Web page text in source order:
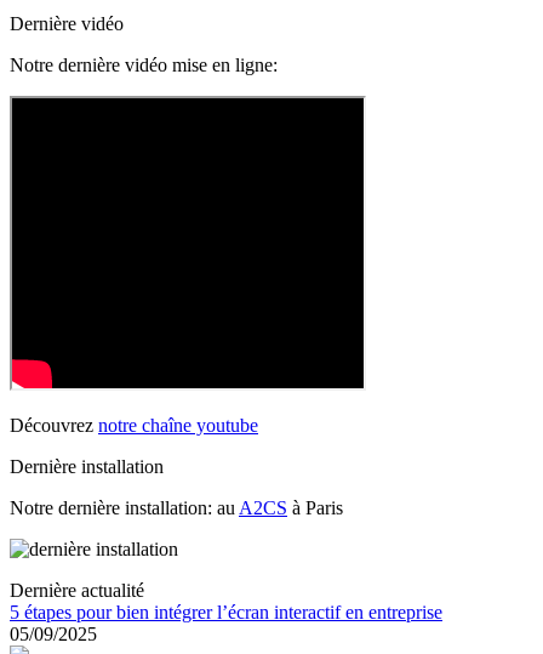
Dernière vidéo
Notre dernière vidéo mise en ligne:
Découvrez notre chaîne youtube
Dernière installation
Notre dernière installation: auA2CS à Paris
Dernière actualité
5 étapes pour bien intégrer l’écran interactif en entreprise
05/09/2025